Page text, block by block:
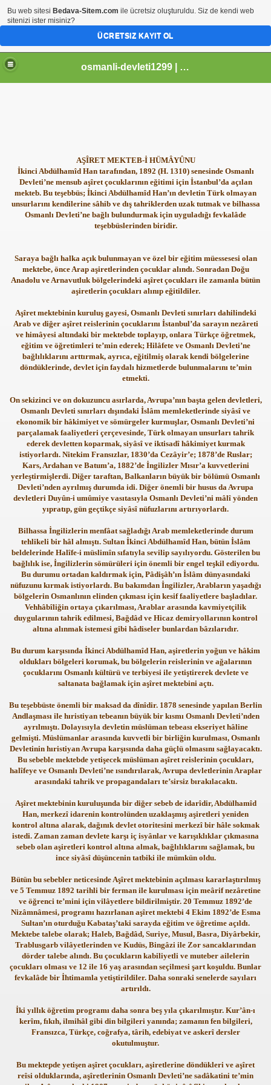
osmanli-devleti1299 | Osmanli Devleti | osmanli padisahlari | osmanli vezirleri | Osmanli Ansiklopedi Bilgileri
AŞÎRET MEKTEB-İ HÜMÂYÛNU
İkinci Abdülhamîd Han tarafından, 1892 (H. 1310) senesinde Osmanlı
Devleti’ne mensub aşîret çocuklarının eğitimi için İstanbul’da açılan
mekteb. Bu teşebbüs; İkinci Abdülhamîd Han’ın devletin Türk olmayan
unsurlarını kendilerine sâhib ve dış tahriklerden uzak tutmak ve bilhassa
Osmanlı Devleti’ne bağlı bulundurmak için uyguladığı fevkalâde
teşebbüslerinden biridir.
Saraya bağlı halka açık bulunmayan ve özel bir eğitim müessesesi olan
mektebe, önce Arap aşiretlerinden çocuklar alındı. Sonradan Doğu
Anadolu ve Arnavutluk bölgelerindeki aşîret çocukları ile zamanla bütün
aşiretlerin çocukları alınıp eğitildiler.
Aşîret mektebinin kuruluş gayesi, Osmanlı Devleti sınırları dahilindeki
Arab ve diğer aşîret reislerinin çocuklarını İstanbul’da sarayın nezâreti
ve himâyesi altındaki bir mektebde toplayıp, onlara Türkçe öğretmek,
eğitim ve öğretimleri te’min ederek; Hilâfete ve Osmanlı Devleti’ne
bağlılıklarını arttırmak, ayrıca, eğitilmiş olarak kendi bölgelerine
döndüklerinde, devlet için faydalı hizmetlerde bulunmalarını te’min
etmekti.
On sekizinci ve on dokuzuncu asırlarda, Avrupa’nın başta gelen devletleri,
Osmanlı Devleti sınırları dışındaki İslâm memleketlerinde siyâsî ve
ekonomik bir hâkimiyet ve sömürgeler kurmuşlar, Osmanlı Devleti’ni
parçalamak faaliyetleri çerçevesinde, Türk olmayan unsurları tahrik
ederek devletten koparmak, siyâsî ve iktisadî hâkimiyet kurmak
istiyorlardı. Nitekim Fransızlar, 1830’da Cezâyir’e; 1878’de Ruslar;
Kars, Ardahan ve Batum’a, 1882’de İngilizler Mısır’a kuvvetlerini
yerleştirmişlerdi. Diğer taraftan, Balkanların büyük bir bölümü Osmanlı
Devleti’nden ayrılmış durumda idi. Diğer önemli bir husus da Avrupa
devletleri Duyûn-i umûmiye vasıtasıyla Osmanlı Devleti’ni mâlî yönden
yıpratıp, gün geçtikçe siyâsî nüfuzlarını artırıyorlardı.
Bilhassa İngilizlerin menfâat sağladığı Arab memleketlerinde durum
tehlikeli bir hâl almıştı. Sultan İkinci Abdülhamîd Han, bütün İslâm
beldelerinde Halîfe-i müslimîn sıfatıyla sevilip sayılıyordu. Gösterilen bu
bağlılık ise, İngilizlerin sömürüleri için önemli bir engel teşkil ediyordu.
Bu durumu ortadan kaldırmak için, Pâdişâh’ın İslâm dünyasındaki
nüfuzunu kırmak istiyorlardı. Bu bakımdan İngilizler, Arabların yaşadığı
bölgelerin Osmanlının elinden çıkması için kesif faaliyetlere başladılar.
Vehhâbîliğin ortaya çıkarılması, Arablar arasında kavmiyetçilik
duygularının tahrik edilmesi, Bağdâd ve Hicaz demiryollarının kontrol
altına alınmak istemesi gibi hâdiseler bunlardan bâzılarıdır.
Bu durum karşısında İkinci Abdülhamîd Han, aşiretlerin yoğun ve hâkim
oldukları bölgeleri korumak, bu bölgelerin reislerinin ve ağalarının
çocuklarını Osmanlı kültürü ve terbiyesi ile yetiştirerek devlete ve
saltanata bağlamak için aşîret mektebini açtı.
Bu teşebbüste önemli bir maksad da dînîdir. 1878 senesinde yapılan Berlin
Andlaşması ile hıristiyan tebeanın büyük bir kısmı Osmanlı Devleti’nden
ayrılmıştı. Dolayısıyla devletin müslüman tebeası ekseriyet hâline
gelmişti. Müslümanlar arasında kuvvetli bir birliğin kurulması, Osmanlı
Devletinin hıristiyan Avrupa karşısında daha güçlü olmasını sağlayacaktı.
Bu sebeble mektebde yetişecek müslüman aşîret reislerinin çocukları,
halîfeye ve Osmanlı Devleti’ne ısındırılarak, Avrupa devletlerinin Araplar
arasındaki tahrik ve propagandaları te’sirsiz bırakılacaktı.
Aşîret mektebinin kuruluşunda bir diğer sebeb de idarîdir, Abdülhamîd
Han, merkezî idarenin kontrolünden uzaklaşmış aşiretleri yeniden
kontrol altına alarak, dağınık devlet otoritesini merkezî bir hâle sokmak
istedi. Zaman zaman devlete karşı iç isyânlar ve karışıklıklar çıkmasına
sebeb olan aşiretleri kontrol altına almak, bağlılıklarını sağlamak, bu
ince siyâsî düşüncenin tatbiki ile mümkün oldu.
Bütün bu sebebler neticesinde Aşîret mektebinin açılması kararlaştırılmış
ve 5 Temmuz 1892 tarihli bir ferman ile kurulması için meârif nezâretine
ve öğrenci te’mini için vilâyetlere bildirilmiştir. 20 Temmuz 1892’de
Nizâmnâmesi, programı hazırlanan aşîret mektebi 4 Ekim 1892’de Esma
Sultan’ın oturduğu Kabataş’taki sarayda eğitim ve öğretime açıldı.
Mektebe talebe olarak; Haleb, Bağdâd, Suriye, Musul, Basra, Diyârbekir,
Trablusgarb vilâyetlerinden ve Kudüs, Bingâzi ile Zor sancaklarından
dörder talebe alındı. Bu çocukların kabiliyetli ve muteber ailelerin
çocukları olması ve 12 ile 16 yaş arasından seçilmesi şart koşuldu. Bunlar
fevkalâde bir İhtimamla yetiştirildiler. Daha sonraki senelerde sayıları
artırıldı.
İki yıllık öğretim programı daha sonra beş yıla çıkarılmıştır. Kur’ân-ı
kerîm, fıkıh, ilmihâl gibi din bilgileri yanında; zamanın fen bilgileri,
Fransızca, Türkçe, coğrafya, târih, edebiyat ve askerî dersler
okutulmuştur.
Bu mektepde yetişen aşîret çocukları, aşiretlerine döndükleri ve aşîret
reîsi olduklarında, aşîretlerinin Osmanlı Devleti’ne sadâkatini te’min
Bu web sitesi Bedava-Sitem.com ile ücretsiz oluşturuldu. Siz de kendi web
sitenizi ister misiniz?
ÜCRETSIZ KAYIT OL